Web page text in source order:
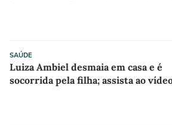
SAÚDE
Luiza Ambiel desmaia em casa e é
socorrida pela filha; assista ao